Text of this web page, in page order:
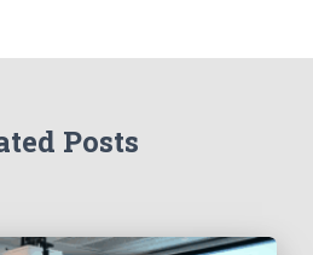
Posts